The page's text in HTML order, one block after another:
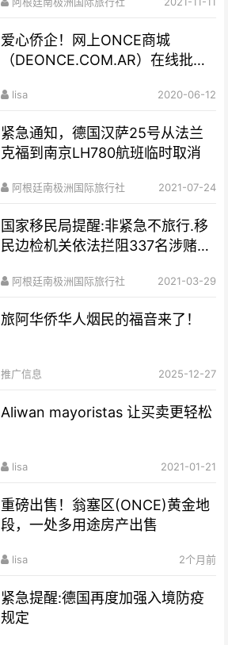
爱心侨企！网上ONCE商城
（DEONCE.COM.AR）在线批发
lisa 2020-06-12
紧急通知，德国汉萨25号从法兰
克福到南京LH780航班临时取消
阿根廷南极洲国际旅行社 2021-07-24
国家移民局提醒:非紧急不旅行.移
民边检机关依法拦阻337名涉赌涉
阿根廷南极洲国际旅行社 2021-03-29
旅阿华侨华人烟民的福音来了！
推广信息 2025-12-27
Aliwan mayoristas 让买卖更轻松
lisa 2021-01-21
重磅出售！翁塞区(ONCE)黄金地
段，一处多用途房产出售
lisa 2个月前
紧急提醒:德国再度加强入境防疫
规定